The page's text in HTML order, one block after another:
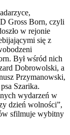
Gross Born, czyli
w rejonie
się z
Był wśród nich
Dobrowolski, a
Przymanowski,
Szarika.
wydarzeń w
dzień wolności”,
sfilmuje wybitny